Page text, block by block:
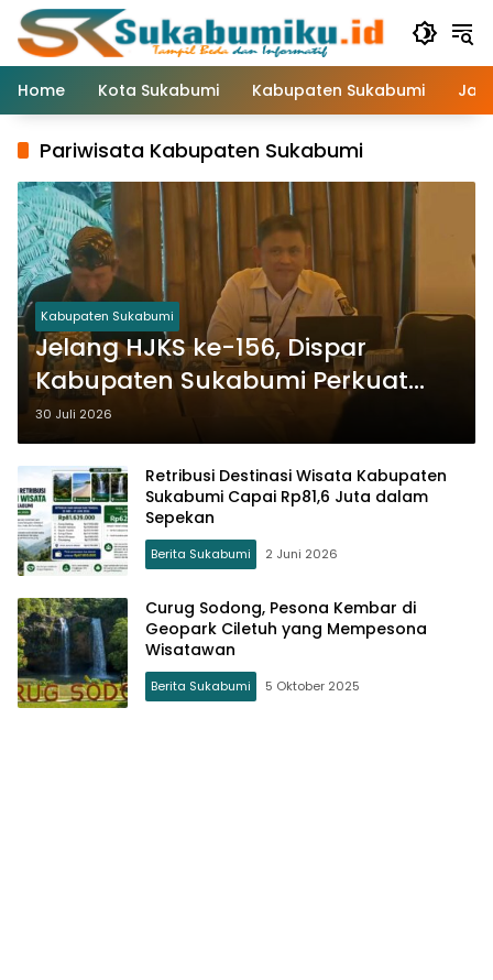
Langsung
konten
Home
Kota Sukabumi Kabupaten Sukabumi
Pariwisata Kabupaten Sukabumi
Kabupaten Sukabumi
Jelang HJKS ke-156, Dispar
Kabupaten Sukabumi Perkuat
Promosi Wisata Lewat Publikasi
Digital
30 Juli 2026
Retribusi Destinasi Wisata Kabupaten
Sukabumi Capai Rp81,6 Juta dalam
Sepekan
Berita Sukabumi 2 Juni 2026
Curug Sodong, Pesona Kembar di
Geopark Ciletuh yang Mempesona
Wisatawan
Berita Sukabumi 5 Oktober 2025